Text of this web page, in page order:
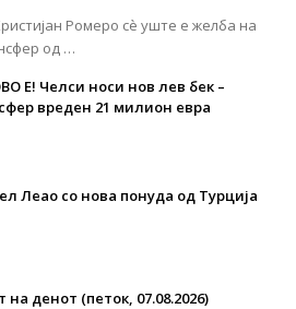
Ромеро сè уште е желба на
од …
Е! Челси носи нов лев бек –
вреден 21 милион евра
Леао со нова понуда од Турција
на денот (петок, 07.08.2026)